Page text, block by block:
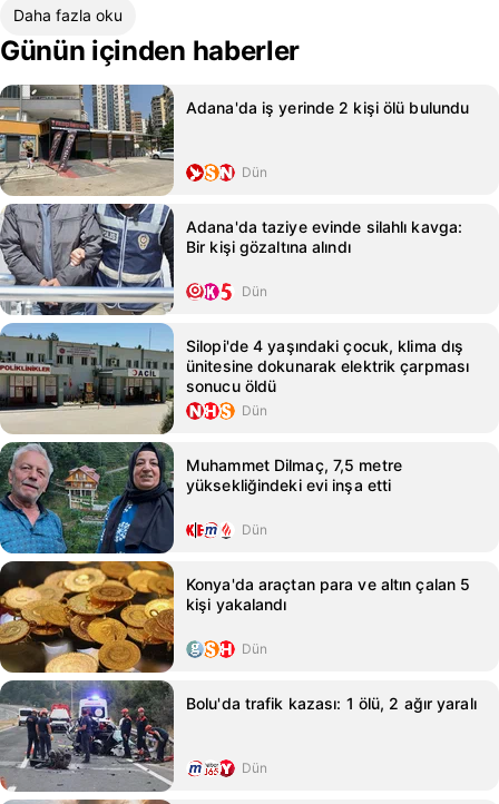
Daha fazla oku
Günün içinden haberler
Adana'da iş yerinde 2 kişi ölü bulundu
Dün
Adana'da taziye evinde silahlı kavga:
Bir kişi gözaltına alındı
Dün
Silopi'de 4 yaşındaki çocuk, klima dış
ünitesine dokunarak elektrik çarpması
sonucu öldü
Dün
Muhammet Dilmaç, 7,5 metre
yüksekliğindeki evi inşa etti
Dün
Konya'da araçtan para ve altın çalan 5
kişi yakalandı
Dün
Bolu'da trafik kazası: 1 ölü, 2 ağır yaralı
Dün